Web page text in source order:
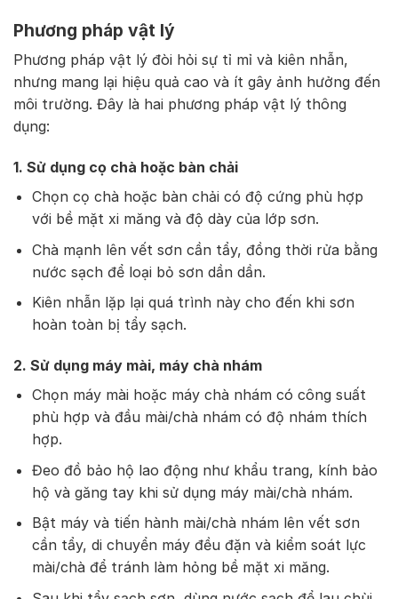
Phương pháp vật lý
Phương pháp vật lý đòi hỏi sự tỉ mỉ và kiên nhẫn,
nhưng mang lại hiệu quả cao và ít gây ảnh hưởng đến
môi trường. Đây là hai phương pháp vật lý thông
dụng:
1. Sử dụng cọ chà hoặc bàn chải
Chọn cọ chà hoặc bàn chải có độ cứng phù hợp
với bề mặt xi măng và độ dày của lớp sơn.
Chà mạnh lên vết sơn cần tẩy, đồng thời rửa bằng
nước sạch để loại bỏ sơn dần dần.
Kiên nhẫn lặp lại quá trình này cho đến khi sơn
hoàn toàn bị tẩy sạch.
2. Sử dụng máy mài, máy chà nhám
Chọn máy mài hoặc máy chà nhám có công suất
phù hợp và đầu mài/chà nhám có độ nhám thích
hợp.
Đeo đồ bảo hộ lao động như khẩu trang, kính bảo
hộ và găng tay khi sử dụng máy mài/chà nhám.
Bật máy và tiến hành mài/chà nhám lên vết sơn
cần tẩy, di chuyển máy đều đặn và kiểm soát lực
mài/chà để tránh làm hỏng bề mặt xi măng.